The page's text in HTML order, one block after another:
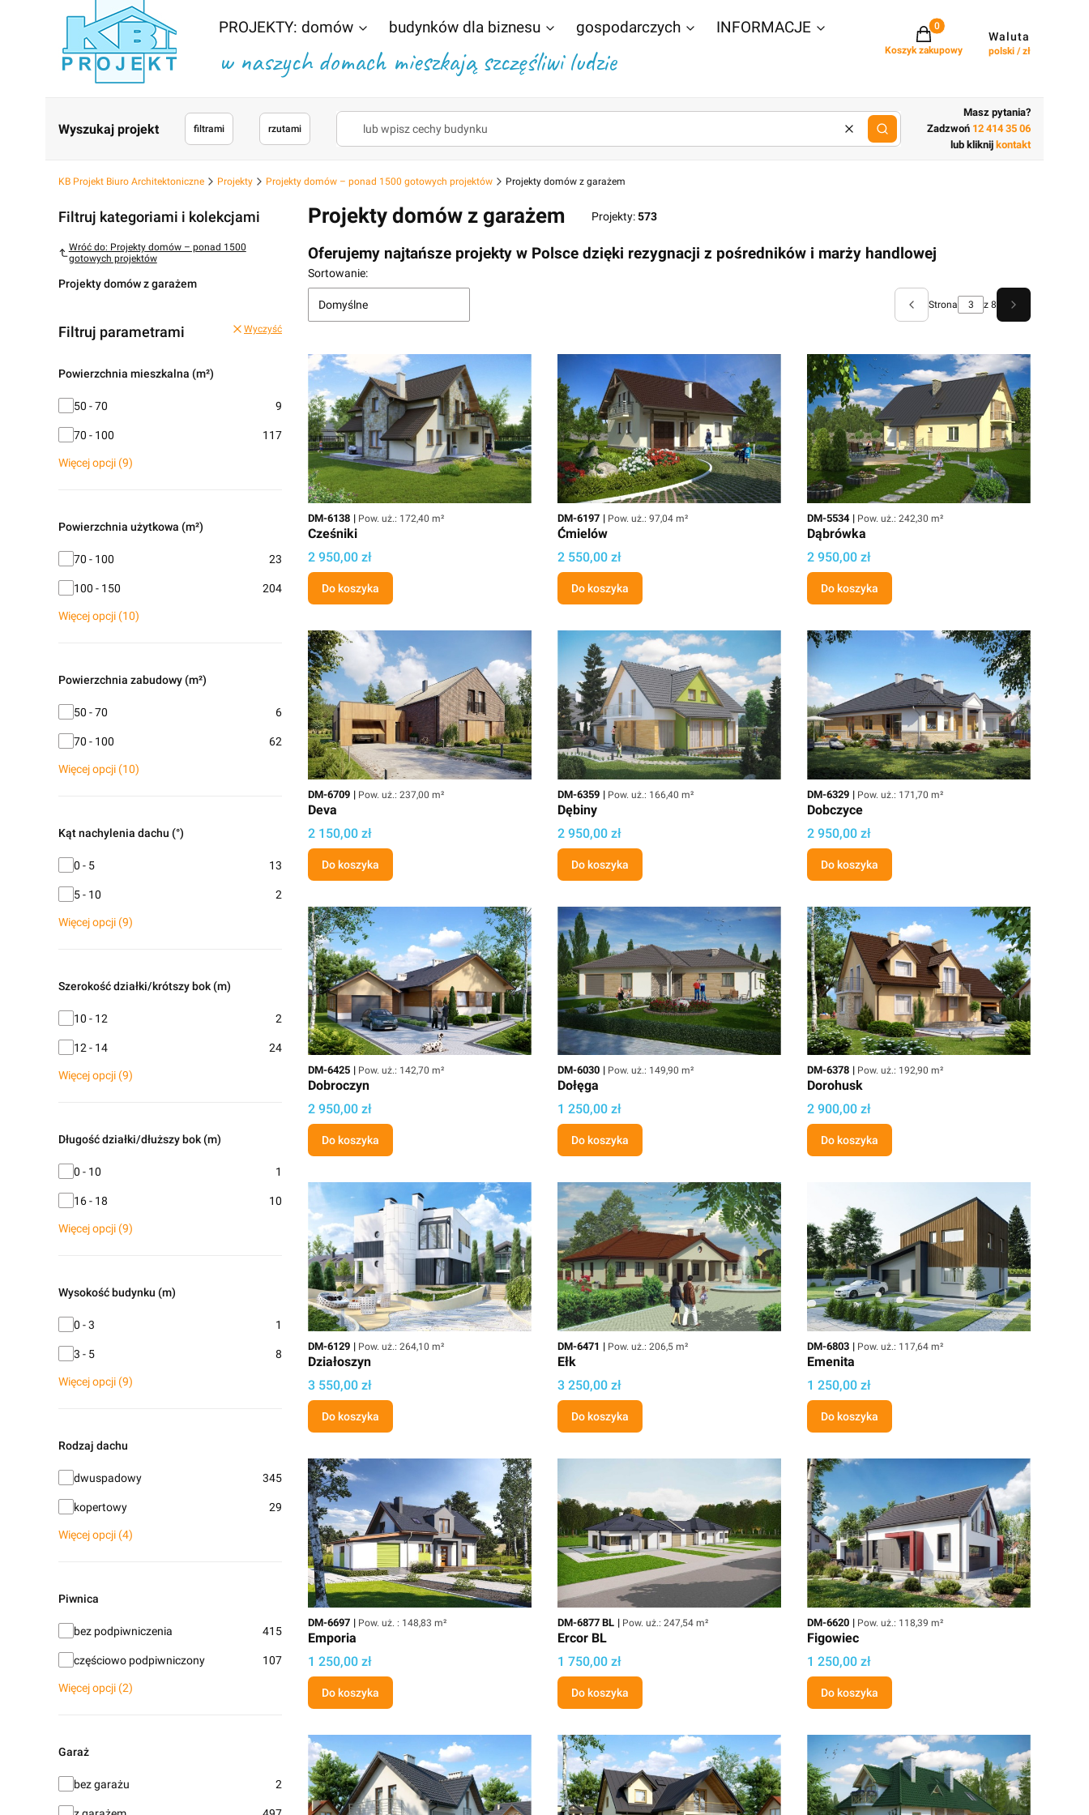
PROJEKTY: domów budynków dla biznesu gospodarczych INFORMACJE
w naszych domach mieszkają szczęśliwi ludzie
Projekty w koszyku: 0. Zobacz
Koszyk zakupowy
Waluta
polski / zł
Wyszukaj projekt filtrami rzutami
Wyczyśćlub wpisz cechy budynku
Masz pytania?
Zadzwoń 12 414 35 06
lub kliknij kontakt
KB Projekt Biuro Architektoniczne Projekty Projekty domów – ponad 1500 gotowych projektów Projekty domów z garażem
Filtruj kategoriami i kolekcjami
Wróć do: Projekty domów – ponad 1500
gotowych projektów
Projekty domów z garażem
Filtruj parametrami Wyczyść
Powierzchnia mieszkalna (m²)
Powierzchnia mieszkalna (m²)
50 - 70 9
70 - 100 117
Więcej opcji (9)
Powierzchnia użytkowa (m²)
Powierzchnia użytkowa (m²)
70 - 100 23
100 - 150 204
Więcej opcji (10)
Powierzchnia zabudowy (m²)
Powierzchnia zabudowy (m²)
50 - 70 6
70 - 100 62
Więcej opcji (10)
Kąt nachylenia dachu (°)
Kąt nachylenia dachu (°)
0 - 5 13
5 - 10 2
Więcej opcji (9)
Szerokość działki/krótszy bok (m)
Szerokość działki/krótszy bok (m)
10 - 12 2
12 - 14 24
Więcej opcji (9)
Długość działki/dłuższy bok (m)
Długość działki/dłuższy bok (m)
0 - 10 1
16 - 18 10
Więcej opcji (9)
Wysokość budynku (m)
Wysokość budynku (m)
0 - 3 1
3 - 5 8
Więcej opcji (9)
Rodzaj dachu
Rodzaj dachu
dwuspadowy 345
kopertowy 29
Więcej opcji (4)
Piwnica
Piwnica
bez podpiwniczenia 415
częściowo podpiwniczony 107
Więcej opcji (2)
Garaż
Garażbez garażu 2
Projekty domów z garażem Projekty:573
Oferujemy najtańsze projekty w Polsce dzięki rezygnacji z pośredników i marży handlowej
Lista produktów
Sortowanie:
Domyślne
Poprzednie produkty
Strona z 8
Następne
Kod
DM-6138 Powierzchnia użytkowa
Pow. uż.: 172,40 m²
Cześniki
Cena
2 950,00 zł
Do koszyka
Kod
DM-6197 Powierzchnia użytkowa
Pow. uż.: 97,04 m²
Ćmielów
Cena
2 550,00 zł
Do koszyka
Kod
DM-5534 Powierzchnia użytkowa
Pow. uż.: 242,30 m²
Dąbrówka
Cena
2 950,00 zł
Do koszyka
Kod
DM-6709 Powierzchnia użytkowa
Pow. uż.: 237,00 m²
Deva
Cena projektu
2 150,00 zł
Do koszyka
Kod
DM-6359 Powierzchnia użytkowa
Pow. uż.: 166,40 m²
Dębiny
Cena
2 950,00 zł
Do koszyka
Kod
DM-6329 Powierzchnia użytkowa
Pow. uż.: 171,70 m²
Dobczyce
Cena
2 950,00 zł
Do koszyka
Kod
DM-6425 Powierzchnia użytkowa
Pow. uż.: 142,70 m²
Dobroczyn
Cena
2 950,00 zł
Do koszyka
Kod
DM-6030 Powierzchnia użytkowa
Pow. uż.: 149,90 m²
Dołęga
Cena projektu
1 250,00 zł
Do koszyka
Kod
DM-6378 Powierzchnia użytkowa
Pow. uż.: 192,90 m²
Dorohusk
Cena
2 900,00 zł
Do koszyka
Kod
DM-6129 Powierzchnia użytkowa
Pow. uż.: 264,10 m²
Działoszyn
Cena
3 550,00 zł
Do koszyka
Kod
DM-6471 Powierzchnia użytkowa
Pow. uż.: 206,5 m²
Ełk
Cena
3 250,00 zł
Do koszyka
Kod
DM-6803 Powierzchnia użytkowa
Pow. uż.: 117,64 m²
Emenita
Cena projektu
1 250,00 zł
Do koszyka
Kod
DM-6697 Powierzchnia użytkowa
Pow. uż. : 148,83 m²
Emporia
Cena projektu
1 250,00 zł
Do koszyka
Kod
DM-6877 BL Powierzchnia użytkowa
Pow. uż.: 247,54 m²
Ercor BL
Cena projektu
1 750,00 zł
Do koszyka
Kod
DM-6620 Powierzchnia użytkowa
Pow. uż.: 118,39 m²
Figowiec
Cena projektu
1 250,00 zł
Do koszyka